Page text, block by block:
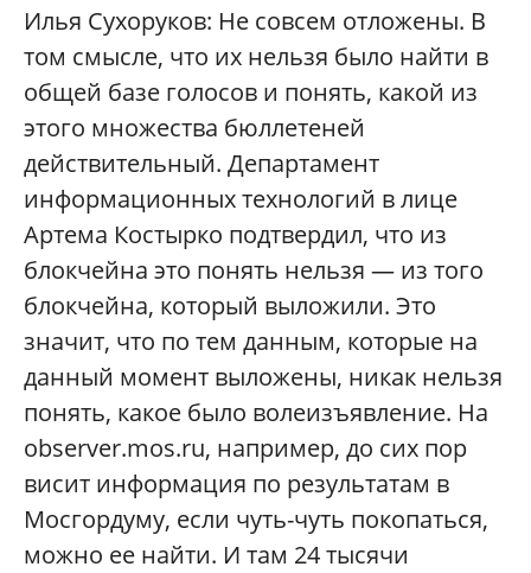
Илья Сухоруков: Не совсем отложены. В
том смысле, что их нельзя было найти в
общей базе голосов и понять, какой из
этого множества бюллетеней
действительный. Департамент
информационных технологий в лице
Артема Костырко подтвердил, что из
блокчейна это понять нельзя — из того
блокчейна, который выложили. Это
значит, что по тем данным, которые на
данный момент выложены, никак нельзя
понять, какое было волеизъявление. На
observer.mos.ru, например, до сих пор
висит информация по результатам в
Мосгордуму, если чуть-чуть покопаться,
можно ее найти. И там 24 тысячи